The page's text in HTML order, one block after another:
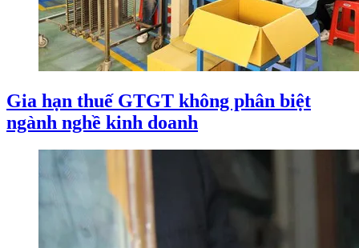
Gia hạn thuế GTGT không phân biệt
ngành nghề kinh doanh